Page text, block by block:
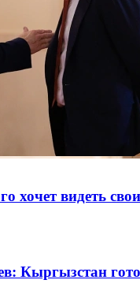
хочет видеть
Кыргызстан